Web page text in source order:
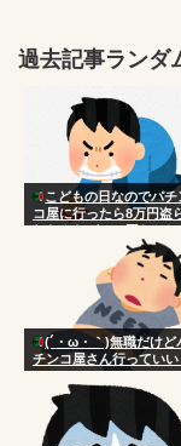
過去記事ランダ
こどもの日なのでパチ
コ屋に行ったら8万円盗
れたんだがこの国おかし
(´・ω・｀)無職だけど
チンコ屋さん行っていい